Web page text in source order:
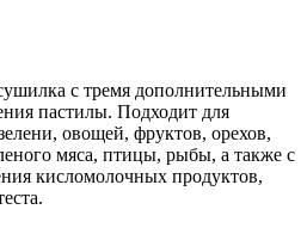
с тремя дополнительными
пастилы. Подходит для
овощей, фруктов, орехов,
мяса, птицы, рыбы, а также с
кисломолочных продуктов,